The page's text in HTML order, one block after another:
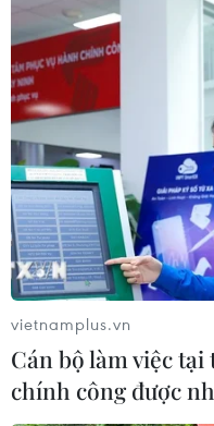
TIN CÙNG
Trình diễn, chế biến
Tiên: Lan tỏa tinh hoa
Bộ
01/08/2026 13:12
Hà Nội -
những thành phố có
dẫn nhất thế giới
31/07/2026 04:03
Hà Nội vào top 10
vietnamplus.vn
Cán bộ làm việc
chính công được